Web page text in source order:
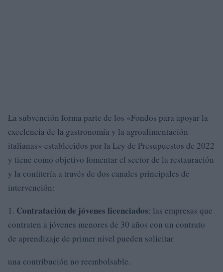
La subvención forma parte de los «Fondos para apoyar la
excelencia de la gastronomía y la agroalimentación
italianas» establecidos por la Ley de Presupuestos de 2022
y tiene como objetivo fomentar el sector de la restauración
y la confitería a través de dos canales principales de
intervención:
1. Contratación de jóvenes licenciados: las empresas que
contraten a jóvenes menores de 30 años con un contrato
de aprendizaje de primer nivel pueden solicitar
una contribución no reembolsable.